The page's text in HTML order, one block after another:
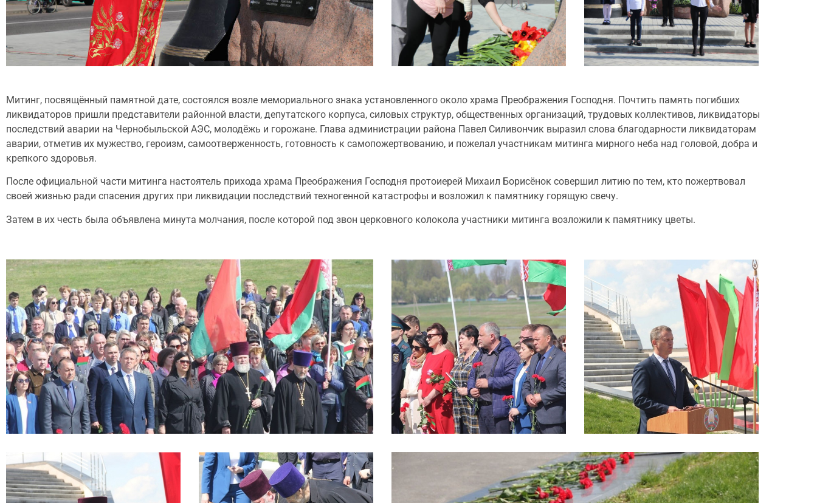
Митинг, посвящённый памятной дате, состоялся возле мемориального знака установленного около храма Преображения Господня. Почтить память погибших
ликвидаторов пришли представители районной власти, депутатского корпуса, силовых структур, общественных организаций, трудовых коллективов, ликвидаторы
последствий аварии на Чернобыльской АЭС, молодёжь и горожане. Глава администрации района Павел Силивончик выразил слова благодарности ликвидаторам
аварии, отметив их мужество, героизм, самоотверженность, готовность к самопожертвованию, и пожелал участникам митинга мирного неба над головой, добра и
крепкого здоровья.
После официальной части митинга настоятель прихода храма Преображения Господня протоиерей Михаил Борисёнок совершил литию по тем, кто пожертвовал
своей жизнью ради спасения других при ликвидации последствий техногенной катастрофы и возложил к памятнику горящую свечу.
Затем в их честь была объявлена минута молчания, после которой под звон церковного колокола участники митинга возложили к памятнику цветы.